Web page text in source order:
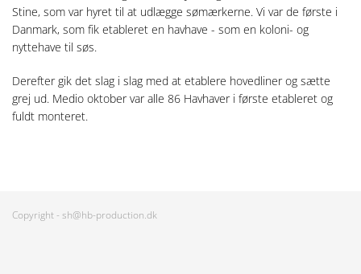
Stine, som var hyret til at udlægge sømærkerne. Vi var de første i
Danmark, som fik etableret en havhave - som en koloni- og
nyttehave til søs.
Derefter gik det slag i slag med at etablere hovedliner og sætte
grej ud. Medio oktober var alle 86 Havhaver i første etableret og
fuldt monteret.
Copyright - sh@hb-production.dk